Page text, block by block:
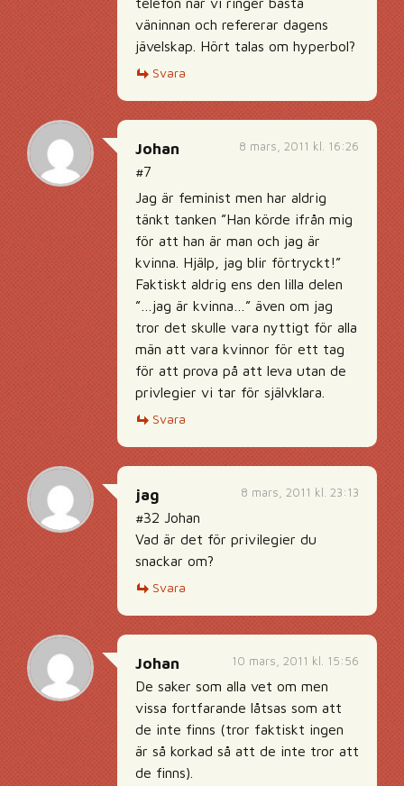
väninnan och refererar dagens
jävelskap. Hört talas om hyperbol?
Svara
8 mars, 2011 kl. 16:26
Johan
#7
Jag är feminist men har aldrig
tänkt tanken ”Han körde ifrån mig
för att han är man och jag är
kvinna. Hjälp, jag blir förtryckt!”
Faktiskt aldrig ens den lilla delen
”…jag är kvinna…” även om jag
tror det skulle vara nyttigt för alla
män att vara kvinnor för ett tag
för att prova på att leva utan de
privlegier vi tar för självklara.
Svara
8 mars, 2011 kl. 23:13
jag
#32 Johan
Vad är det för privilegier du
snackar om?
Svara
10 mars, 2011 kl. 15:56
Johan
De saker som alla vet om men
vissa fortfarande låtsas som att
de inte finns (tror faktiskt ingen
är så korkad så att de inte tror att
de finns).